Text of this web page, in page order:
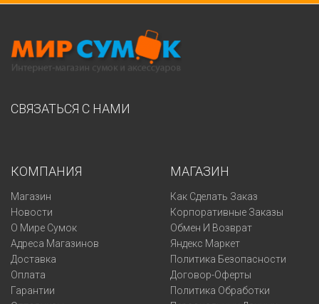
СВЯЗАТЬСЯ С НАМИ
КОМПАНИЯ
Магазин
Новости
О Мире Сумок
Адреса Магазинов
Доставка
Оплата
Гарантии
МАГАЗИН
Как Сделать Заказ
Корпоративные Заказы
Обмен И Возврат
Яндекс Маркет
Политика Безопасности
Договор-Оферты
Политика Обработки